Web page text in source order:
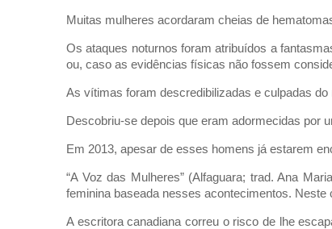
Muitas mulheres acordaram cheias de
Os ataques noturnos foram atribuídos a
ou, caso as evidências físicas não fossem
As vítimas foram descredibilizadas e culpadas do
Descobriu-se depois que eram adormecidas por
Em 2013, apesar de esses homens já estarem
“A Voz das Mulheres” (Alfaguara; trad. Ana
feminina baseada nesses acontecimentos.
A escritora canadiana correu o risco de lhe